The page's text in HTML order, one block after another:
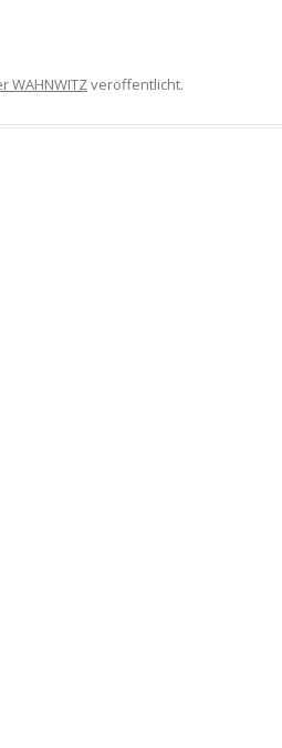
WAHNWITZveröffentlicht.